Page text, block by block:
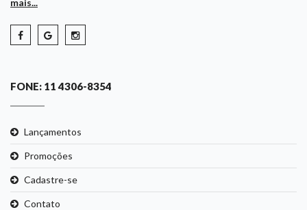
FONE: 11 4306-8354
Lançamentos
Promoções
Cadastre-se
Contato